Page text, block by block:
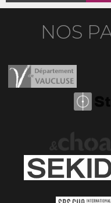
NOS